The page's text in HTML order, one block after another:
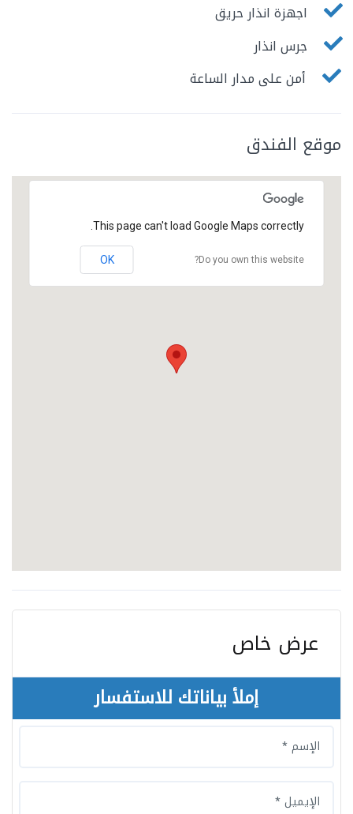
اجهزة انذار حريق
جرس انذار
أمن على مدار الساعة
موقع الفندق
This page can't load Google Maps correctly.
Do you own this website?
OK
عرض خاص
إملأ بياناتك للاستفسار